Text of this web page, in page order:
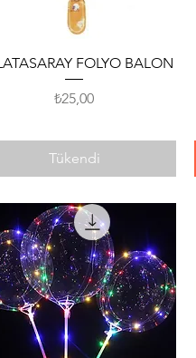
Hızlı BakışFOLYO BALON
Fiyat
₺25,00
Tükendi